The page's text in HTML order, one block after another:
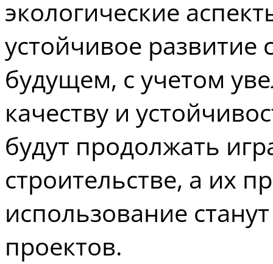
экологические
устойчивое развитие
будущем, с учетом
качеству и
будут продолжать
строительстве, а их
использование
проектов.